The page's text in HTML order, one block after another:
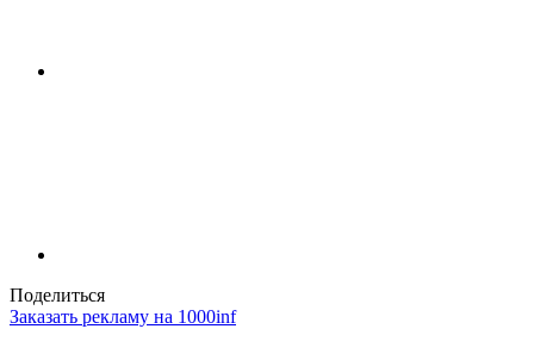
Поделиться
Заказать рекламу на 1000inf